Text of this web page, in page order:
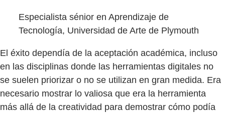
Especialista sénior en Aprendizaje de
Tecnología, Universidad de Arte de Plymouth
El éxito dependía de la aceptación académica, incluso
en las disciplinas donde las herramientas digitales no
se suelen priorizar o no se utilizan en gran medida. Era
necesario mostrar lo valiosa que era la herramienta
más allá de la creatividad para demostrar cómo podía